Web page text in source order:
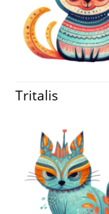
Tritalis